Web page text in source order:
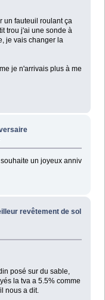
un fauteuil roulant ça
trou j'ai une sonde à
je vais changer la
je n'arrivais plus à me
un joyeux anniv
revêtement de sol
posé sur du sable,
la tva a 5.5% comme
nous a dit.